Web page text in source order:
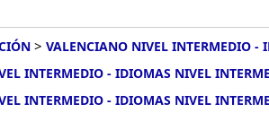
> VALENCIANO NIVEL INTERMEDIO -
INTERMEDIO - IDIOMAS NIVEL
INTERMEDIO - IDIOMAS NIVEL